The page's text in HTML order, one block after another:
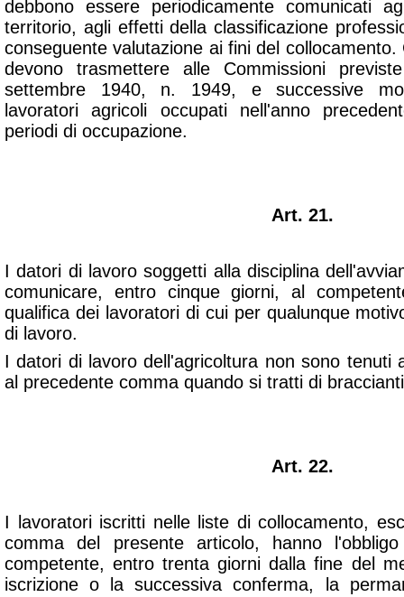
debbono essere periodicamente comunicati
territorio, agli effetti della classificazione
conseguente valutazione ai fini del
devono trasmettere alle Commissioni
settembre 1940, n. 1949, e successive
lavoratori agricoli occupati nell'anno
periodi di occupazione.
Art. 21.
I datori di lavoro soggetti alla disciplina
comunicare, entro cinque giorni, al
qualifica dei lavoratori di cui per qualunque
di lavoro.
I datori di lavoro dell'agricoltura non sono tenuti
al precedente comma quando si tratti di
Art. 22.
I lavoratori iscritti nelle liste di collocamento,
comma del presente articolo, hanno
competente, entro trenta giorni dalla fine del
iscrizione o la successiva conferma, la